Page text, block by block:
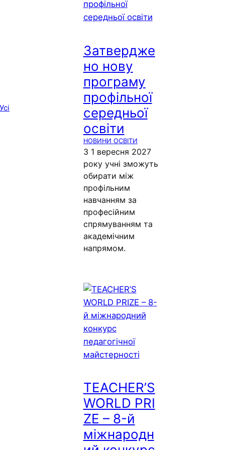
Затвердже
но нову
програму
профільної
середньої
освіти
НОВИНИ ОСВІТИ
З 1 вересня 2027
року учні зможуть
обирати між
профільним
навчанням за
професійним
спрямуванням та
академічним
напрямом.
TEACHER’S
WORLD PRI
ZE – 8-й
міжнародн